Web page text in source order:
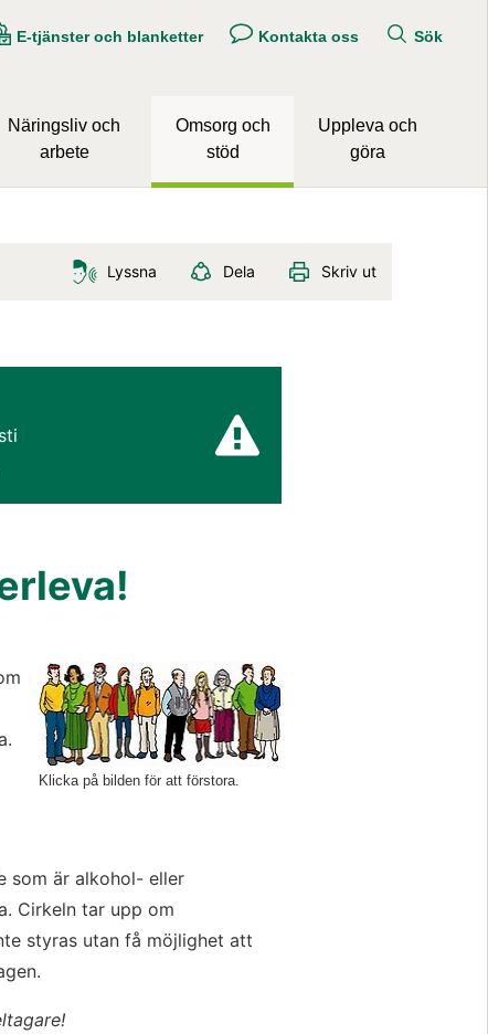
E-tjänster och blanketter Kontakta oss Sök
Näringsliv och
arbete
Omsorg och
stöd
Uppleva och
göra
Lyssna Dela Skriv ut
Klicka på bilden för att förstora.
som är alkohol- eller
Cirkeln tar upp om
styras utan få möjlighet att